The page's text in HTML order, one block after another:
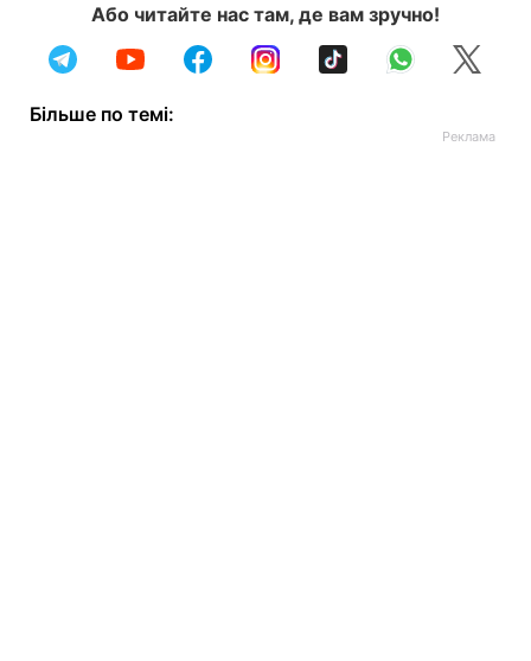
Або читайте нас там, де вам зручно!
Більше по темі: